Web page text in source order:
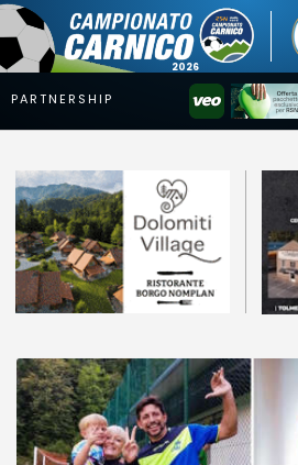
Coppa
Squadre
Calendari
News
Mercato
Erreà Cup
Giovanile